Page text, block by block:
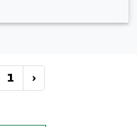
‹
1